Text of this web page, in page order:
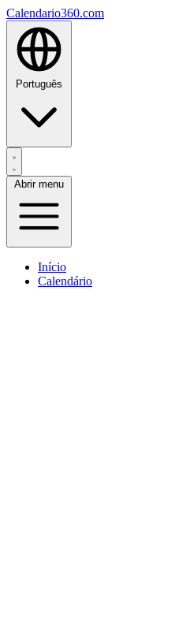
Calendario360.com
Português
Abrir menu
Início
Calendário